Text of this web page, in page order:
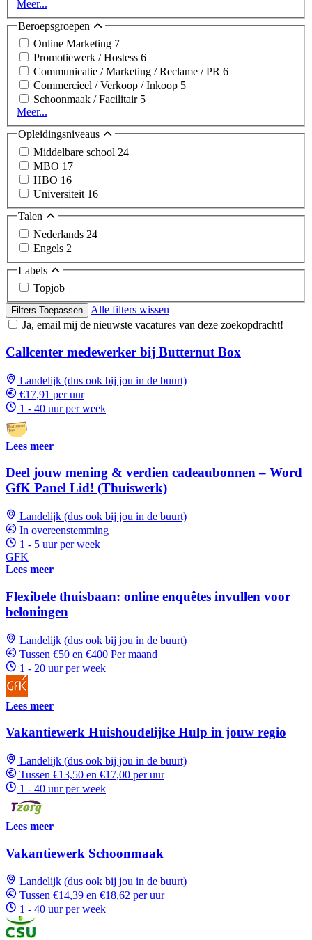
Meer...
Beroepsgroepen
Online Marketing 7
Promotiewerk / Hostess 6
Communicatie / Marketing / Reclame / PR 6
Commercieel / Verkoop / Inkoop 5
Schoonmaak / Facilitair 5
Meer...
Opleidingsniveaus
Middelbare school 24
MBO 17
HBO 16
Universiteit 16
Talen
Nederlands 24
Engels 2
Labels
Topjob
Filters Toepassen
Alle filters wissen
Ja, email mij de nieuwste vacatures van deze zoekopdracht!
Callcenter medewerker bij Butternut Box
Landelijk (dus ook bij jou in de buurt)
€17,91 per uur
1 - 40 uur per week
Lees meer
Deel jouw mening & verdien cadeaubonnen – Word
GfK Panel Lid! (Thuiswerk)
Landelijk (dus ook bij jou in de buurt)
In overeenstemming
1 - 5 uur per week
GFK
Lees meer
Flexibele thuisbaan: online enquêtes invullen voor
beloningen
Landelijk (dus ook bij jou in de buurt)
Tussen €50 en €400 Per maand
1 - 20 uur per week
Lees meer
Vakantiewerk Huishoudelijke Hulp in jouw regio
Landelijk (dus ook bij jou in de buurt)
Tussen €13,50 en €17,00 per uur
1 - 40 uur per week
Lees meer
Vakantiewerk Schoonmaak
Landelijk (dus ook bij jou in de buurt)
Tussen €14,39 en €18,62 per uur
1 - 40 uur per week